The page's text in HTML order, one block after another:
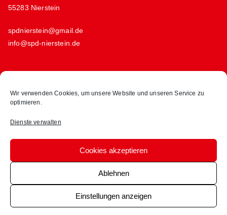
Wir verwenden Cookies, um unsere Website und unseren Service zu
optimieren.
Dienste verwalten
Cookies akzeptieren
Ablehnen
Einstellungen anzeigen
55283 Nierstein
spdnierstein@gmail.de
info@spd-nierstein.de
Kontakt
Datenschutz
Cookie-Richtlinie (EU)
Copyright © 2023SPD Nierstein Schwabsburg